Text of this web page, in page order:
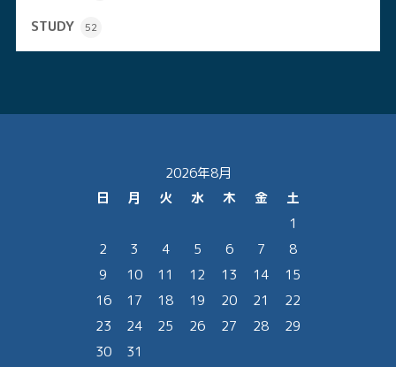
STUDY 52
2026年8月
日
月 火 水 木 金
土
1
2
3 4 5 6 7
8
9
10 11 12 13 14
15
16
17 18 19 20 21
22
23
24 25 26 27 28
29
30
31